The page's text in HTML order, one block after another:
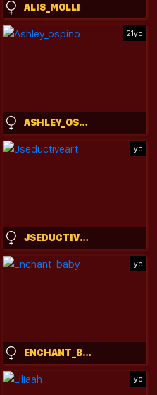
ALIS_MOLLI
21yo
ASHLEY_OSPINO
yo
JSEDUCTIVEART
yo
ENCHANT_BABY_
yo